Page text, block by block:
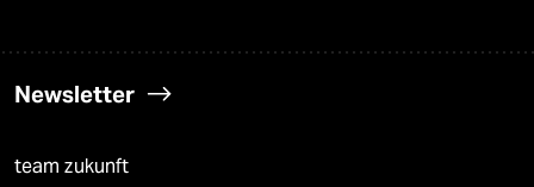
Newsletter
team zukunft